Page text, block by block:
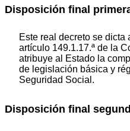
Disposición final
Este real decreto se dicta
artículo 149.1.17.ª de la
atribuye al Estado la
de legislación básica y
Seguridad Social.
Disposición final